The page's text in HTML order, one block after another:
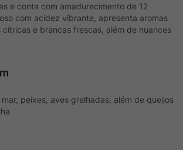
e conta com amadurecimento de 12
com acidez vibrante, apresenta aromas
cítricas e brancas frescas, além de nuances
peixes, aves grelhadas, além de queijos